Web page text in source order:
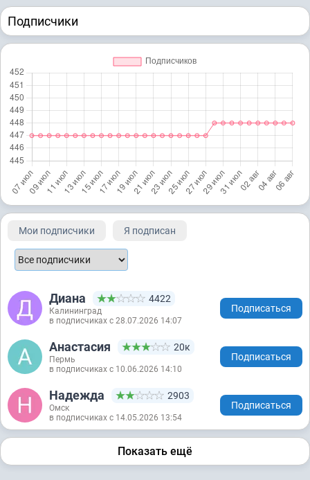
Подписчики
Мои подписчики Я подписан
Диана 4422
Калининград
в подписчиках с 28.07.2026 14:07
Подписаться
Анастасия 20к
Пермь
в подписчиках с 10.06.2026 14:10
Подписаться
Надежда 2903
Омск
в подписчиках с 14.05.2026 13:54
Подписаться
Показать ещё